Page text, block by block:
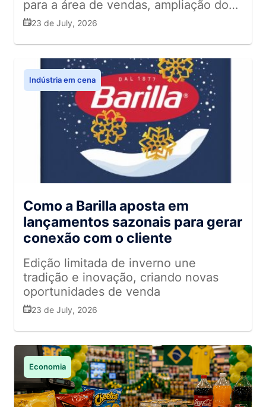
para a área de vendas, ampliação dos
corredores, setores modernizados e
Clube CS+
23 de July, 2026
Indústria em cena
Como a Barilla aposta em
lançamentos sazonais para gerar
conexão com o cliente
Edição limitada de inverno une
tradição e inovação, criando novas
oportunidades de venda
23 de July, 2026
Economia